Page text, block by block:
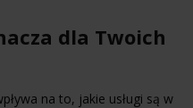
dla Twoich
na to, jakie usługi są w